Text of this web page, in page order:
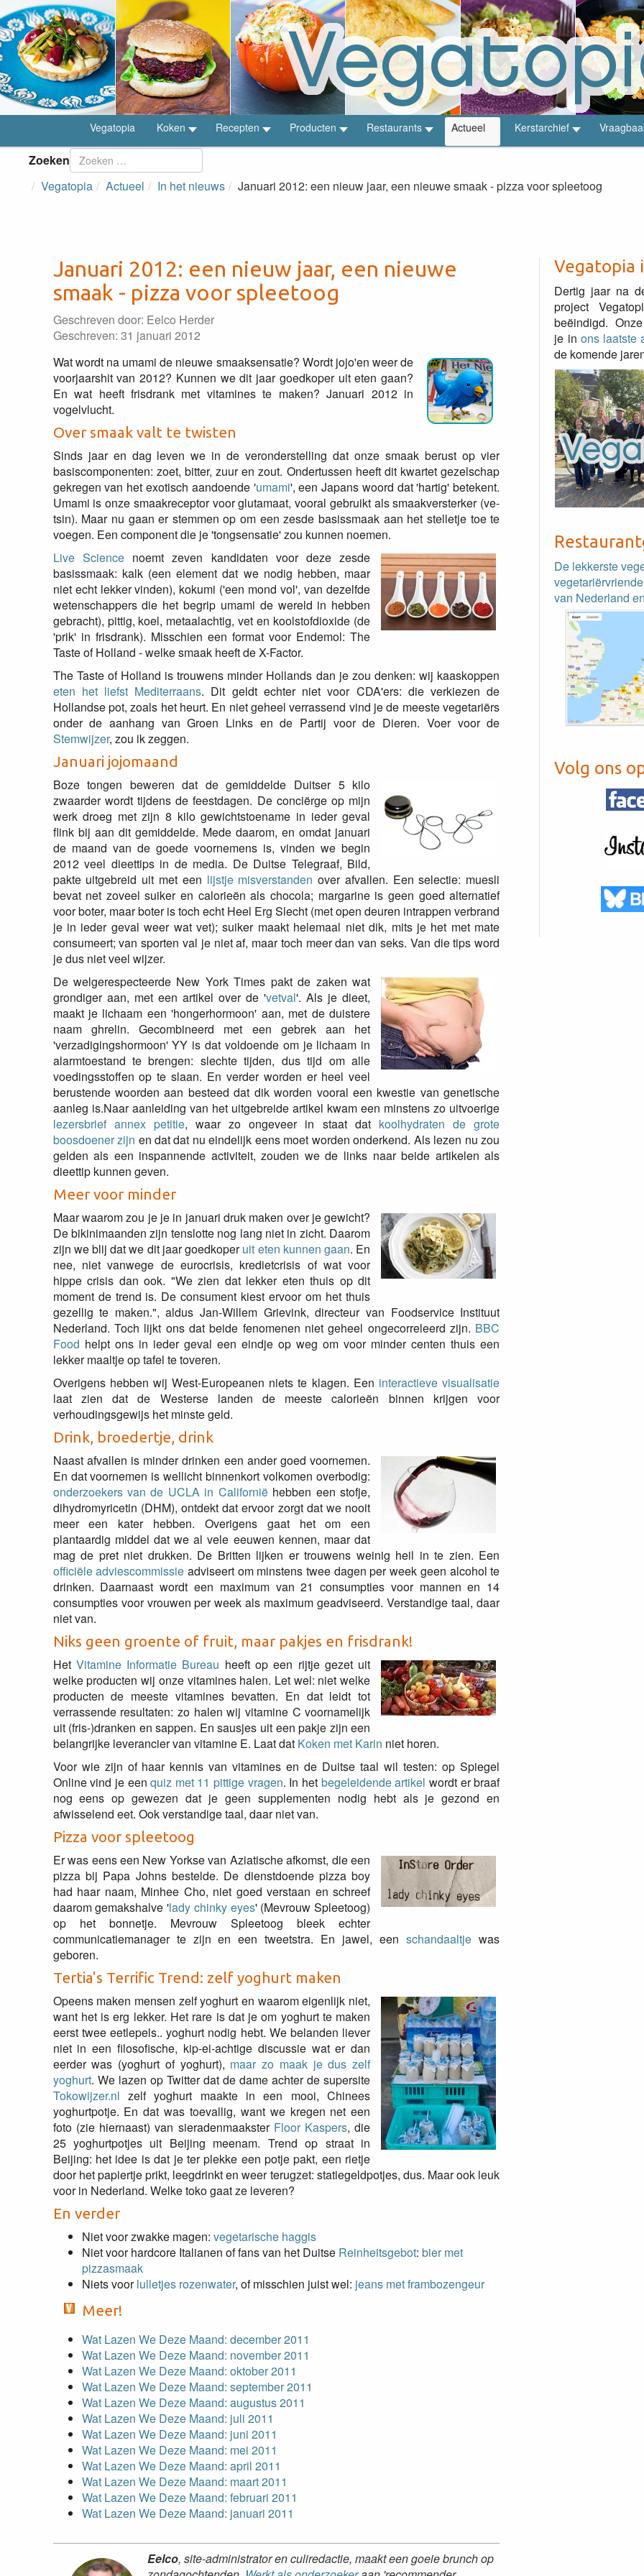
Vegatopia Koken Recepten Producten Restaurants Actueel Kerstarchief
Zoeken
Vegatopia
Actueel In het nieuws Januari 2012: een nieuw jaar, een nieuwe smaak - pizza voor spleetoog
Januari 2012: een nieuw jaar, een nieuwe
smaak - pizza voor spleetoog
Geschreven door: Eelco Herder
Geschreven: 31 januari 2012
Wat wordt na umami de nieuwe smaaksensatie? Wordt jojo'en weer de
voorjaarshit van 2012? Kunnen we dit jaar goedkoper uit eten gaan?
En wat heeft frisdrank met vitamines te maken? Januari 2012 in
vogelvlucht.
Over smaak valt te twisten
Sinds jaar en dag leven we in de veronderstelling dat onze smaak berust op vier
basiscomponenten: zoet, bitter, zuur en zout. Ondertussen heeft dit kwartet gezelschap
gekregen van het exotisch aandoende 'umami', een Japans woord dat 'hartig' betekent.
Umami is onze smaakreceptor voor glutamaat, vooral gebruikt als smaakversterker (ve-
tsin). Maar nu gaan er stemmen op om een zesde basissmaak aan het stelletje toe te
voegen. Een component die je 'tongsensatie' zou kunnen noemen.
Live Sciencenoemt zeven kandidaten voor deze zesde
basissmaak: kalk (een element dat we nodig hebben, maar
niet echt lekker vinden), kokumi ('een mond vol', van dezelfde
wetenschappers die het begrip umami de wereld in hebben
gebracht), pittig, koel, metaalachtig, vet en koolstofdioxide (de
'prik' in frisdrank). Misschien een format voor Endemol: The
Taste of Holland - welke smaak heeft de X-Factor.
The Taste of Holland is trouwens minder Hollands dan je zou denken: wij kaaskoppen
eten het liefst Mediterraans. Dit geldt echter niet voor CDA'ers: die verkiezen de
Hollandse pot, zoals het heurt. En niet geheel verrassend vind je de meeste vegetariërs
onder de aanhang van Groen Links en de Partij voor de Dieren. Voer voor de
Stemwijzer, zou ik zeggen.
Januari jojomaand
Boze tongen beweren dat de gemiddelde Duitser 5 kilo
zwaarder wordt tijdens de feestdagen. De conciërge op mijn
werk droeg met zijn 8 kilo gewichtstoename in ieder geval
flink bij aan dit gemiddelde. Mede daarom, en omdat januari
de maand van de goede voornemens is, vinden we begin
2012 veel dieettips in de media. De Duitse Telegraaf, Bild,
pakte uitgebreid uit met een lijstje misverstanden over afvallen. Een selectie: muesli
bevat net zoveel suiker en calorieën als chocola; margarine is geen goed alternatief
voor boter, maar boter is toch echt Heel Erg Slecht (met open deuren intrappen verbrand
je in ieder geval weer wat vet); suiker maakt helemaal niet dik, mits je het met mate
consumeert; van sporten val je niet af, maar toch meer dan van seks. Van die tips word
je dus niet veel wijzer.
De welgerespecteerde New York Times pakt de zaken wat
grondiger aan, met een artikel over de 'vetval'. Als je dieet,
maakt je lichaam een 'hongerhormoon' aan, met de duistere
naam ghrelin. Gecombineerd met een gebrek aan het
'verzadigingshormoon' YY is dat voldoende om je lichaam in
alarmtoestand te brengen: slechte tijden, dus tijd om alle
voedingsstoffen op te slaan. En verder worden er heel veel
berustende woorden aan besteed dat dik worden vooral een kwestie van genetische
aanleg is.Naar aanleiding van het uitgebreide artikel kwam een minstens zo uitvoerige
lezersbrief annex petitie, waar zo ongeveer in staat dat koolhydraten de grote
boosdoener zijn en dat dat nu eindelijk eens moet worden onderkend. Als lezen nu zou
gelden als een inspannende activiteit, zouden we de links naar beide artikelen als
dieettip kunnen geven.
Meer voor minder
Maar waarom zou je je in januari druk maken over je gewicht?
De bikinimaanden zijn tenslotte nog lang niet in zicht. Daarom
zijn we blij dat we dit jaar goedkoperuit eten kunnen gaan. En
nee, niet vanwege de eurocrisis, kredietcrisis of wat voor
hippe crisis dan ook. "We zien dat lekker eten thuis op dit
moment de trend is. De consument kiest ervoor om het thuis
gezellig te maken.", aldus Jan-Willem Grievink, directeur van Foodservice Instituut
Nederland. Toch lijkt ons dat beide fenomenen niet geheel ongecorreleerd zijn. BBC
Food helpt ons in ieder geval een eindje op weg om voor minder centen thuis een
lekker maaltje op tafel te toveren.
Overigens hebben wij West-Europeanen niets te klagen. Een interactieve visualisatie
laat zien dat de Westerse landen de meeste calorieën binnen krijgen voor
verhoudingsgewijs het minste geld.
Drink, broedertje, drink
Naast afvallen is minder drinken een ander goed voornemen.
En dat voornemen is wellicht binnenkort volkomen overbodig:
onderzoekers van de UCLA in Californiëhebben een stofje,
dihydromyricetin (DHM), ontdekt dat ervoor zorgt dat we nooit
meer een kater hebben. Overigens gaat het om een
plantaardig middel dat we al vele eeuwen kennen, maar dat
mag de pret niet drukken. De Britten lijken er trouwens weinig heil in te zien. Een
officiële adviescommissie adviseert om minstens twee dagen per week geen alcohol te
drinken. Daarnaast wordt een maximum van 21 consumpties voor mannen en 14
consumpties voor vrouwen per week als maximum geadviseerd. Verstandige taal, daar
niet van.
Niks geen groente of fruit, maar pakjes en frisdrank!
Het Vitamine Informatie Bureau heeft op een rijtje gezet uit
welke producten wij onze vitamines halen. Let wel: niet welke
producten de meeste vitamines bevatten. En dat leidt tot
verrassende resultaten: zo halen wij vitamine C voornamelijk
uit (fris-)dranken en sappen. En sausjes uit een pakje zijn een
belangrijke leverancier van vitamine E. Laat dat Koken met Karin niet horen.
Voor wie zijn of haar kennis van vitamines en de Duitse taal wil testen: op Spiegel
Online vind je eenquiz met 11 pittige vragen. In het begeleidende artikel wordt er braaf
nog eens op gewezen dat je geen supplementen nodig hebt als je gezond en
afwisselend eet. Ook verstandige taal, daar niet van.
Pizza voor spleetoog
Er was eens een New Yorkse van Aziatische afkomst, die een
pizza bij Papa Johns bestelde. De dienstdoende pizza boy
had haar naam, Minhee Cho, niet goed verstaan en schreef
daarom gemakshalve 'lady chinky eyes' (Mevrouw Spleetoog)
op het bonnetje. Mevrouw Spleetoog bleek echter
communicatiemanager te zijn en een tweetstra. En jawel, eenschandaaltje was
geboren.
Tertia's Terrific Trend: zelf yoghurt maken
Opeens maken mensen zelf yoghurt en waarom eigenlijk niet,
want het is erg lekker. Het rare is dat je om yoghurt te maken
eerst twee eetlepels.. yoghurt nodig hebt. We belanden liever
niet in een filosofische, kip-ei-achtige discussie wat er dan
eerder was (yoghurt of yoghurt), maar zo maak je dus zelf
yoghurt. We lazen op Twitter dat de dame achter de supersite
Tokowijzer.nl zelf yoghurt maakte in een mooi, Chinees
yoghurtpotje. En dat was toevallig, want we kregen net een
foto (zie hiernaast) van sieradenmaakster Floor Kaspers, die
25 yoghurtpotjes uit Beijing meenam. Trend op straat in
Beijing: het idee is dat je ter plekke een potje pakt, een rietje
door het papiertje prikt, leegdrinkt en weer terugzet: statiegeldpotjes, dus. Maar ook leuk
voor in Nederland. Welke toko gaat ze leveren?
En verder
Niet voor zwakke magen: vegetarische haggis
Niet voor hardcore Italianen of fans van het Duitse Reinheitsgebot: bier met
pizzasmaak
Niets voorlulletjes rozenwater, of misschien juist wel: jeans met frambozengeur
Meer!
Wat Lazen We Deze Maand: december 2011
Wat Lazen We Deze Maand: november 2011
Wat Lazen We Deze Maand: oktober 2011
Wat Lazen We Deze Maand: september 2011
Wat Lazen We Deze Maand: augustus 2011
Wat Lazen We Deze Maand: juli 2011
Wat Lazen We Deze Maand: juni 2011
Wat Lazen We Deze Maand: mei 2011
Wat Lazen We Deze Maand: april 2011
Wat Lazen We Deze Maand: maart 2011
Wat Lazen We Deze Maand: februari 2011
Wat Lazen We Deze Maand: januari 2011
Eelco, site-administrator en culiredactie, maakt een goeie brunch op
Vegatopia
Dertig jaar na
project
beëindigd.
je in ons laatste
de komende
De lekkerste
van Nederland
Volg ons